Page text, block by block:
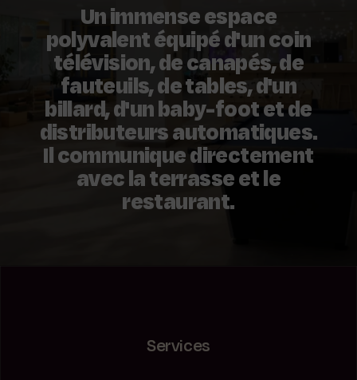
Un immense espace
polyvalent équipé d'un coin
télévision, de canapés, de
fauteuils, de tables, d'un
billard, d'un baby-foot et de
distributeurs automatiques.
Il communique directement
avec la terrasse et le
restaurant.
Services